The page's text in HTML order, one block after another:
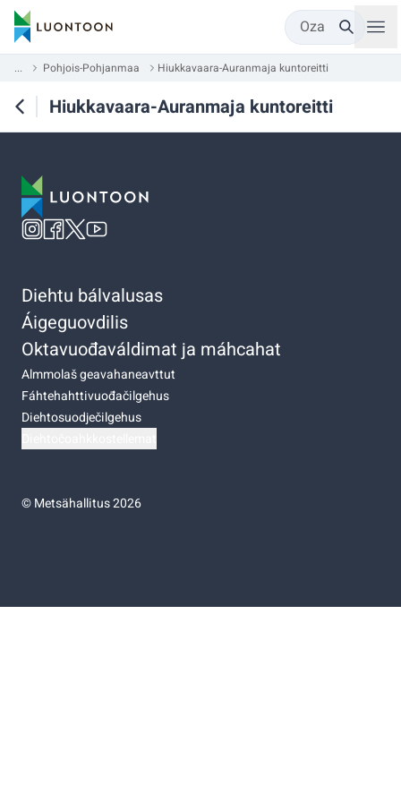
Oza
... Pohjois-Pohjanmaa Hiukkavaara-Auranmaja kuntoreitti
Hiukkavaara-Auranmaja kuntoreitti
Diehtu bálvalusas
Áigeguovdilis
Oktavuođaváldimat ja máhcahat
Almmolaš geavahaneavttut
Fáhtehahttivuođačilgehus
Diehtosuodječilgehus
©Metsähallitus 2026